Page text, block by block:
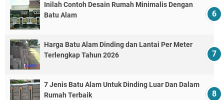
Inilah Contoh Desain Rumah Minimalis Dengan
Batu Alam
Harga Batu Alam Dinding dan Lantai Per Meter
Terlengkap Tahun 2026
7 Jenis Batu Alam Untuk Dinding Luar Dan Dalam
Rumah Terbaik